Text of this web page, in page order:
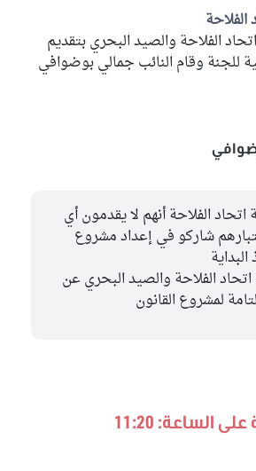
الفلاحة والصيد البحري بتقديم
للجنة وقام النائب جمالي بوضوافي
الفلاحة أنهم لا يقدمون أي
شاركو في إعداد مشروع
اتحاد الفلاحة والصيد البحري عن
لمشروع القانون
الساعة: 11:20